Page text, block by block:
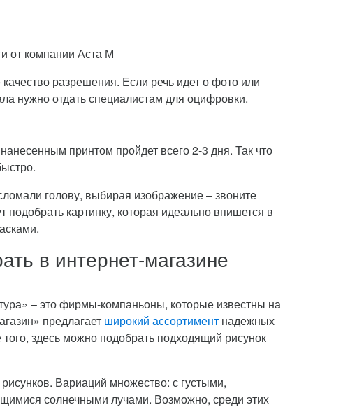
от компании Аста М
разрешения. Если речь идет о фото или
нужно отдать специалистам для оцифровки.
принтом пройдет всего 2-3 дня. Так что
голову, выбирая изображение – звоните
картинку, которая идеально впишется в
в интернет-магазине
– это фирмы-компаньоны, которые известны на
предлагает широкий ассортимент надежных
здесь можно подобрать подходящий рисунок
Вариаций множество: с густыми,
солнечными лучами. Возможно, среди этих